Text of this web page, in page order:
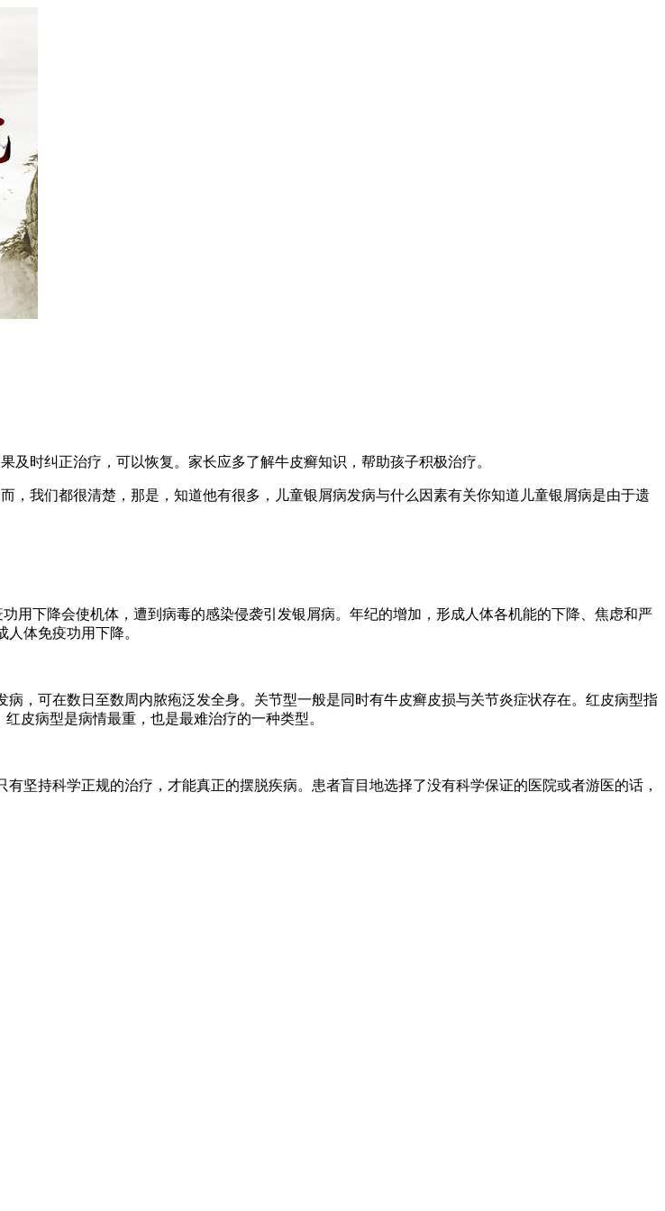
时纠正治疗，可以恢复。家长应多了解牛皮癣知识，帮助孩子积极治疗。
，我们都很清楚，那是，知道他有很多，儿童银屑病发病与什么因素有关你知道儿童银屑病是由于遗
用下降会使机体，遭到病毒的感染侵袭引发银屑病。年纪的增加，形成人体各机能的下降、焦虑和严
体免疫功用下降。
，可在数日至数周内脓疱泛发全身。关节型一般是同时有牛皮癣皮损与关节炎症状存在。红皮病型指
皮病型是病情最重，也是最难治疗的一种类型。
坚持科学正规的治疗，才能真正的摆脱疾病。患者盲目地选择了没有科学保证的医院或者游医的话，